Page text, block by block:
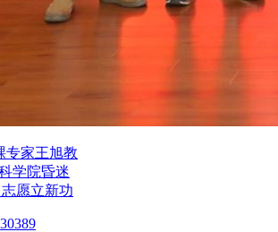
专家王旭教
学院昏迷
愿立新功